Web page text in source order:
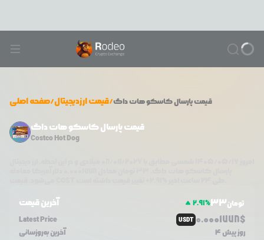
صفحه اصلی/قیمت ارزدیجیتال/ قیمتپارسال کاسکو هات داگ
قیمت پارسال کاسکو هات داگ
Costco Hot Dog
آخرین قیمت 2.91%33تومان
Latest Price
USDT 0.0001778$
آخرین به‌روزسانی 4 روز پیش